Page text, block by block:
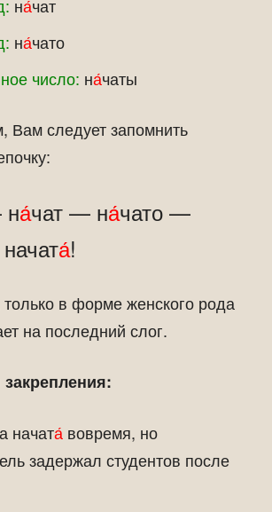
на́чат
на́чато
число: на́чаты
Вам следует запомнить
на́чат — на́чато —
а́!
в форме женского рода
на последний слог.
начата́ вовремя, но
задержал студентов после